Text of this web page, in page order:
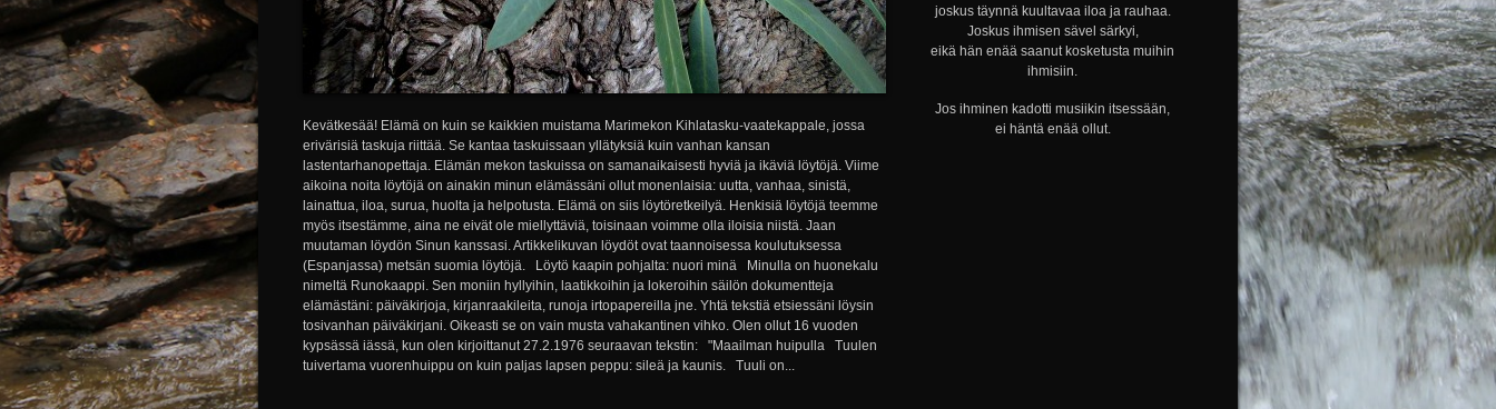
joskus täynnä kuultavaa iloa ja rauhaa.
Joskus ihmisen sävel särkyi,
eikä hän enää saanut kosketusta muihin
ihmisiin.
Jos ihminen kadotti musiikin itsessään,
ei häntä enää ollut.
Kevätkesää! Elämä on kuin se kaikkien muistama Marimekon Kihlatasku-vaatekappale, jossa
erivärisiä taskuja riittää. Se kantaa taskuissaan yllätyksiä kuin vanhan kansan
lastentarhanopettaja. Elämän mekon taskuissa on samanaikaisesti hyviä ja ikäviä löytöjä. Viime
aikoina noita löytöjä on ainakin minun elämässäni ollut monenlaisia: uutta, vanhaa, sinistä,
lainattua, iloa, surua, huolta ja helpotusta. Elämä on siis löytöretkeilyä. Henkisiä löytöjä teemme
myös itsestämme, aina ne eivät ole miellyttäviä, toisinaan voimme olla iloisia niistä. Jaan
muutaman löydön Sinun kanssasi. Artikkelikuvan löydöt ovat taannoisessa koulutuksessa
(Espanjassa) metsän suomia löytöjä. Löytö kaapin pohjalta: nuori minä Minulla on huonekalu
nimeltä Runokaappi. Sen moniin hyllyihin, laatikkoihin ja lokeroihin säilön dokumentteja
elämästäni: päiväkirjoja, kirjanraakileita, runoja irtopapereilla jne. Yhtä tekstiä etsiessäni löysin
tosivanhan päiväkirjani. Oikeasti se on vain musta vahakantinen vihko. Olen ollut 16 vuoden
kypsässä iässä, kun olen kirjoittanut 27.2.1976 seuraavan tekstin: "Maailman huipulla Tuulen
tuivertama vuorenhuippu on kuin paljas lapsen peppu: sileä ja kaunis. Tuuli on...